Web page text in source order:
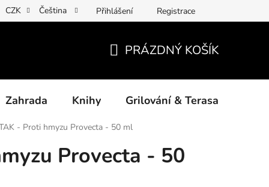
osobních údajů Povinné informace a odkazy ÚKZÚZ
CZK Čeština Přihlášení Registrace
KOŠÍK
PRÁZDNÝ KOŠÍK
Zahrada Knihy Grilování & Terasa
- Proti hmyzu Provecta - 50 ml
Provecta - 50